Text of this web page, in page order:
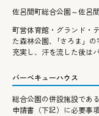
佐呂間町総合公園～佐呂
町営体育館・グランド・
た森林公園、｢さろま」
充実し、汗を流した後は
バーベキューハウス
総合公園の併設施設であ
申請書（下記）に必要事